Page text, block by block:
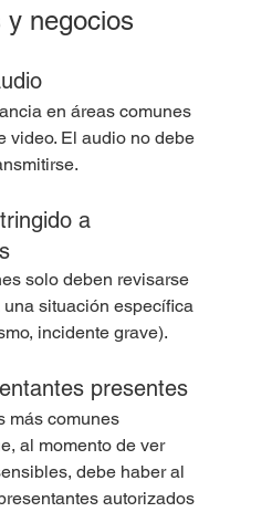
y negocios
en áreas comunes
video. El audio no debe
a
solo deben revisarse
situación específica
incidente grave).
presentes
más comunes
al momento de ver
debe haber al
autorizados